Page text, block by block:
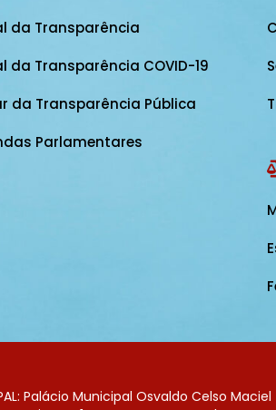
da Transparência
da Transparência COVID-19
da Transparência Pública
Parlamentares
Palácio Municipal Osvaldo Celso Maciel